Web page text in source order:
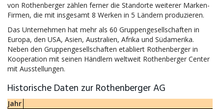
von Rothenberger zählen ferner die Standorte weiterer Marken-
Firmen, die mit insgesamt 8 Werken in 5 Ländern produzieren.
Das Unternehmen hat mehr als 60 Gruppengesellschaften in
Europa, den USA, Asien, Australien, Afrika und Südamerika.
Neben den Gruppengesellschaften etabliert Rothenberger in
Kooperation mit seinen Händlern weltweit Rothenberger Center
mit Ausstellungen.
Historische Daten zur Rothenberger AG
Jahr